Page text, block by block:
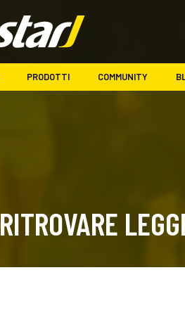
PRODOTTI COMMUNITY
RITROVARE